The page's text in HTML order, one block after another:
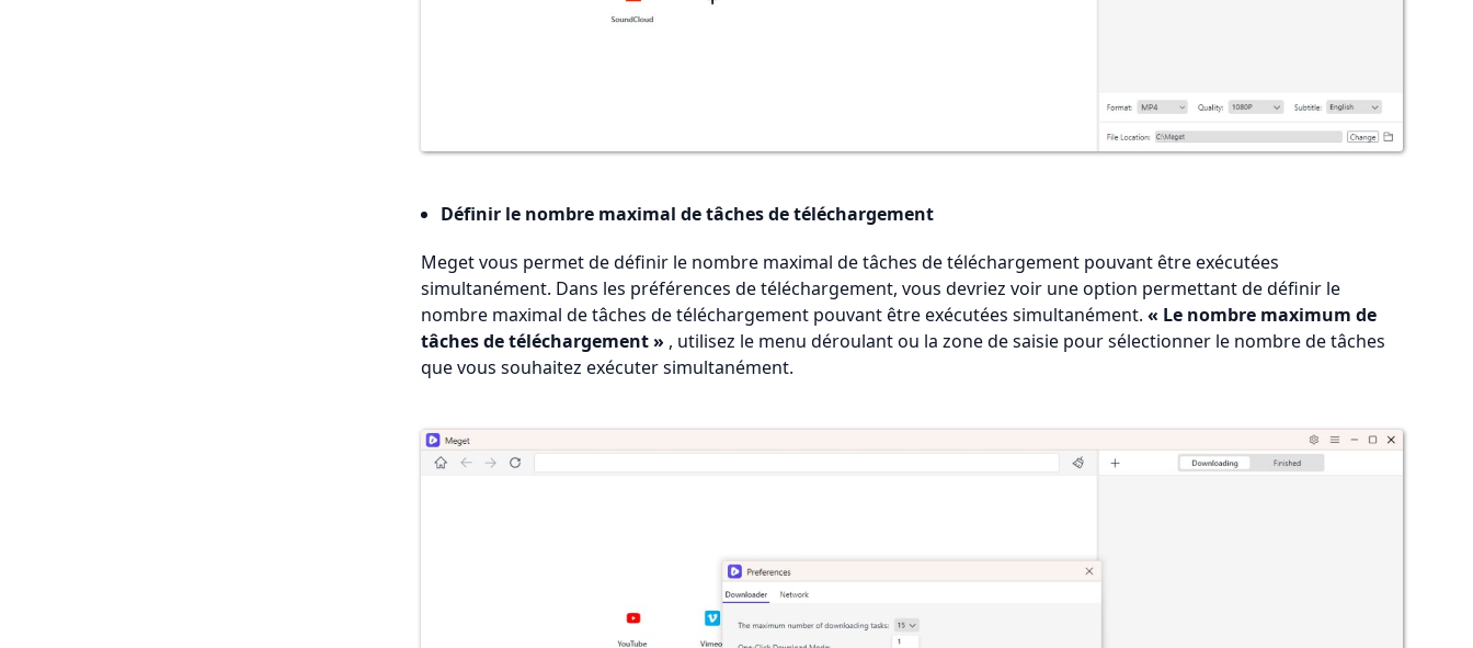
Définir le nombre maximal de tâches de téléchargement
Meget vous permet de définir le nombre maximal de tâches de téléchargement pouvant être exécutées
simultanément. Dans les préférences de téléchargement, vous devriez voir une option permettant de définir le
nombre maximal de tâches de téléchargement pouvant être exécutées simultanément. « Le nombre maximum de
tâches de téléchargement » , utilisez le menu déroulant ou la zone de saisie pour sélectionner le nombre de tâches
que vous souhaitez exécuter simultanément.